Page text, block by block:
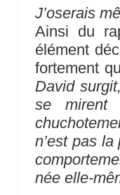
J’oserais
Ainsi du
élément
fortement
David
se mirent
n’est pas
née elle-